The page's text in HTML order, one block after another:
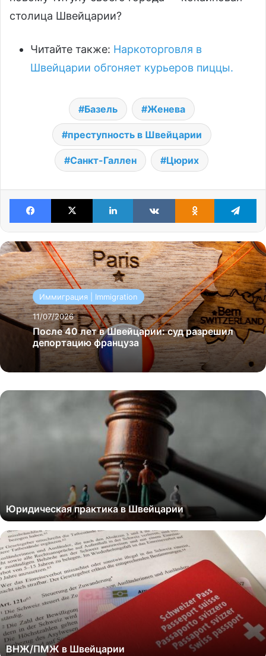
столица Швейцарии?
Читайте также: Наркоторговля в
Швейцарии обгоняет курьеров пиццы.
Базель Женева
преступность в Швейцарии
Санкт-Галлен Цюрих
Facebook X LinkedIn VKontakteOdnoklassniki
Иммиграция | Immigration
11/07/2026
После 40 лет в Швейцарии: суд разрешил
депортацию француза
Юридическая практика в Швейцарии
ВНЖ/ПМЖ в Швейцарии